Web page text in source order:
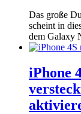
Das große
scheint in
dem Galaxy
iPhone